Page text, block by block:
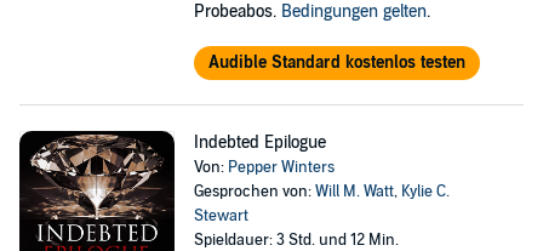
Probeabos. Bedingungen gelten.
Audible Standard kostenlos testen
Indebted Epilogue
Von: Pepper Winters
Gesprochen von:Will M. Watt, Kylie C.
Stewart
Spieldauer: 3 Std. und 12 Min.